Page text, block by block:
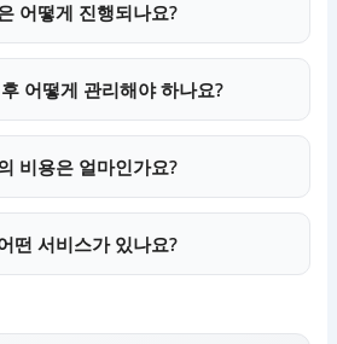
어떻게 진행되나요?
어떻게 관리해야 하나요?
비용은 얼마인가요?
떤 서비스가 있나요?